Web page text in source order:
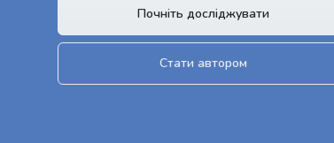
Почніть досліджувати
Стати автором